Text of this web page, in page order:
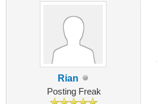
Rian
Posting Freak